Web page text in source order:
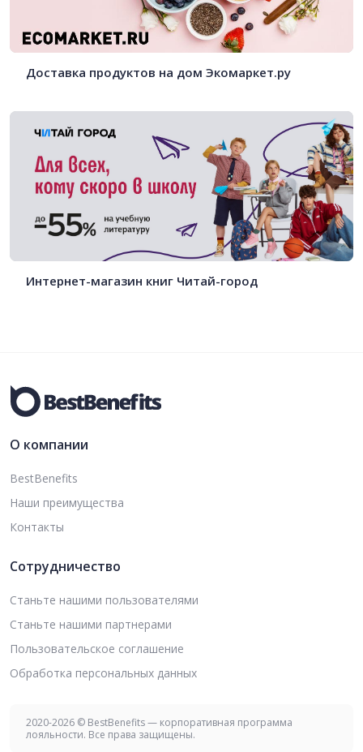
Доставка продуктов на дом Экомаркет.ру
Интернет-магазин книг Читай-город
О компании
BestBenefits
Наши преимущества
Контакты
Сотрудничество
Станьте нашими пользователями
Станьте нашими партнерами
Пользовательское соглашение
Обработка персональных данных
2020-2026 © BestBenefits — корпоративная программа
лояльности. Все права защищены.